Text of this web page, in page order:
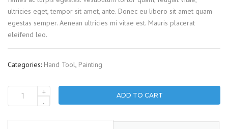
ultricies eget, tempor sit amet, ante. Donec eu libero sit amet quam
egestas semper. Aenean ultricies mi vitae est. Mauris placerat
eleifend leo.
Categories: Hand Tool, Painting
Colour
quantity
+
-
ADD TO CART